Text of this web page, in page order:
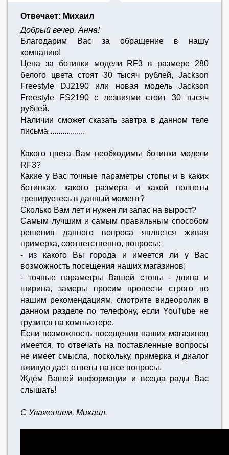
Отвечает: Михаил
Добрый вечер, Анна!
Благодарим Вас за обращение в нашу
компанию!
Цена за ботинки модели RF3 в размере 280
белого цвета стоят 30 тысяч рублей, Jackson
Freestyle DJ2190 или новая модель Jackson
Freestyle FS2190 с лезвиями стоит 30 тысяч
рублей.
Наличии сможет сказать завтра в данном теле
письма .................
Какого цвета Вам необходимы ботинки модели
RF3?
Какие у Вас точные параметры стопы и в каких
ботинках, какого размера и какой полноты
тренируетесь в данный момент?
Сколько Вам лет и нужен ли запас на вырост?
Самым лучшим и самым правильным способом
решения данного вопроса является живая
примерка, соответственно, вопросы:
- из какого Вы города и имеется ли у Вас
возможность посещения наших магазинов;
- точные параметры Вашей стопы - длина и
ширина, замеры просим провести строго по
нашим рекомендациям, смотрите видеоролик в
данном разделе по телефону, если YouTube не
грузится на компьютере.
Если возможность посещения наших магазинов
имеется, то отвечать на поставленные вопросы
не имеет смысла, поскольку, примерка и диалог
вживую даст ответы на все вопросы.
Ждём Вашей информации и всегда рады Вас
слышать!
С Уважением, Михаил.